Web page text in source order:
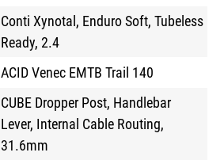
Conti Xynotal, Enduro Soft, Tubeless
Ready, 2.4
ACID Venec EMTB Trail 140
CUBE Dropper Post, Handlebar
Lever, Internal Cable Routing,
31.6mm